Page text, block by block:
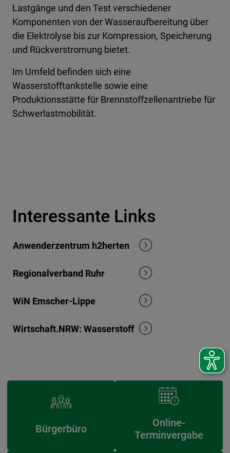
Lastgänge und den Test verschiedener
Komponenten von der Wasseraufbereitung über
die Elektrolyse bis zur Kompression, Speicherung
und Rückverstromung bietet.
Im Umfeld befinden sich eine
Wasserstofftankstelle sowie eine
Produktionsstätte für Brennstoffzellenantriebe für
Schwerlastmobilität.
Interessante Links
Anwenderzentrum h2herten
Regionalverband Ruhr
WiN Emscher-Lippe
Wirtschaft.NRW: Wasserstoff
Bürgerbüro
Online-
Terminvergabe